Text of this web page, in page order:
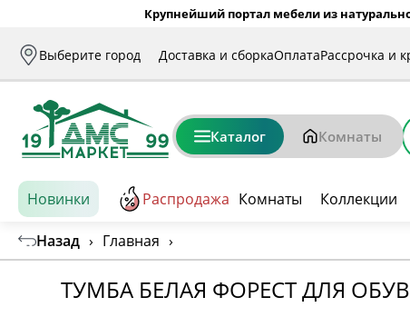
Крупнейший портал мебели из
Выберите город Доставка и сборкаОплатаРассрочка и
Каталог Комнаты
Новинки Распродажа Комнаты Коллекции
Назад › Главная ›
ТУМБА БЕЛАЯ ФОРЕСТ ДЛЯ